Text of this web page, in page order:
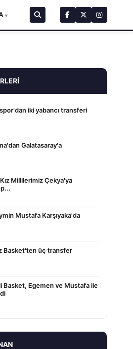
iki yabancı transferi
Galatasaray'a
Millilerimiz Çekya'ya
Mustafa Karşıyaka'da
Basket'ten üç transfer
Basket, Egemen ve Mustafa ile